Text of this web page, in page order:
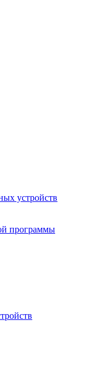
устройств
программы